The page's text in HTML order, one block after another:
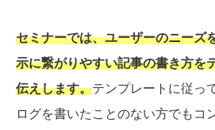
セミナーでは、ユーザーのニーズ
示に繋がりやすい記事の書き方を
伝えします。テンプレートに従っ
ログを書いたことのない方でもコ